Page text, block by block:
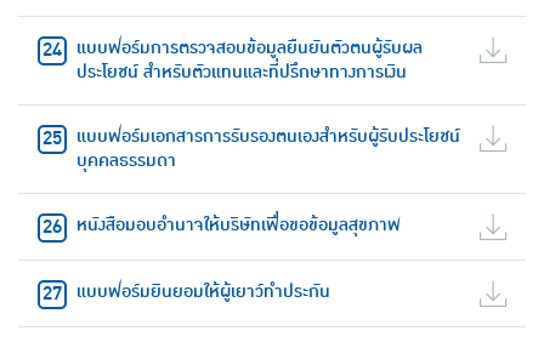
แบบฟอร์มการตรวจสอบข้อมูลยืนยันตัวตนผู้รับผล
ประโยชน์ สำหรับตัวแทนและที่ปรึกษาทางการเงิน
แบบฟอร์มเอกสารการรับรองตนเองสำหรับผู้รับประโยชน์
บุคคลธรรมดา
หนังสือมอบอำนาจให้บริษัทเพื่อขอข้อมูลสุขภาพ
แบบฟอร์มยินยอมให้ผู้เยาว์ทำประกัน